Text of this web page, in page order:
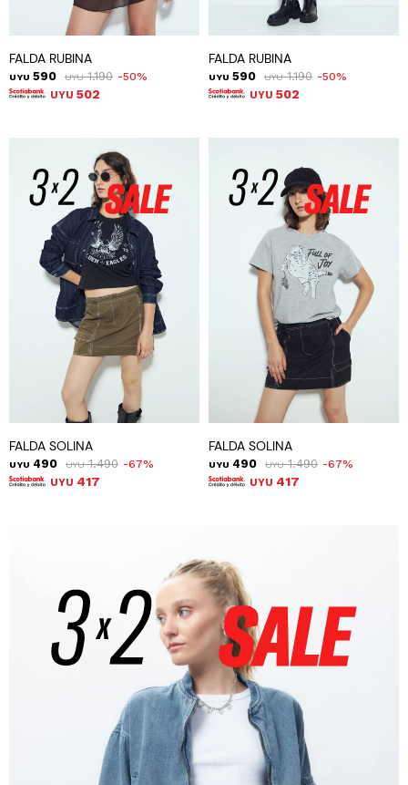
FALDA RUBINA
UYU 590 UYU 1.190 50
UYU 502
FALDA RUBINA
UYU 590 UYU 1.190 50
UYU 502
FALDA SOLINA
UYU 490 UYU 1.490 67
UYU 417
FALDA SOLINA
UYU 490 UYU 1.490 67
UYU 417